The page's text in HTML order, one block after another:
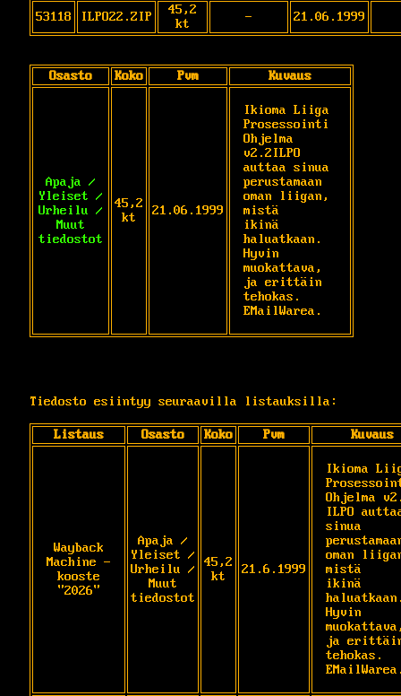
53118
ILPO22.ZIP
45,2
kt
- 21.06.1999
Osasto Koko Pvm Kuvaus
Apaja /
Yleiset /
Urheilu /
Muut
tiedostot
45,2
kt
21.06.1999
Ikioma Liiga
Prosessointi
Ohjelma
v2.2ILPO
auttaa sinua
perustamaan
oman liigan,
mistä
ikinä
haluatkaan.
Hyvin
muokattava,
ja erittäin
tehokas.
EMailWarea.
Tiedosto esiintyy seuraavilla listauksilla:
Listaus Osasto Koko Pvm Kuvaus
Wayback
Machine -
kooste
"2026"
Apaja /
Yleiset /
Urheilu /
Muut
tiedostot
45,2
kt
21.6.1999
Ikioma
Ohjelma
ILPO
sinua
oman
mistä
ikinä
Hyvin
ja
tehokas.